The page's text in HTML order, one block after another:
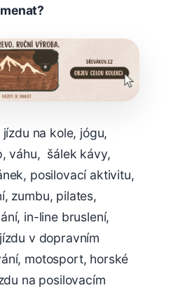
na kole, jógu,
váhu, šálek kávy,
posilovací aktivitu,
zumbu, pilates,
in-line bruslení,
v dopravním
motosport, horské
na posilovacím